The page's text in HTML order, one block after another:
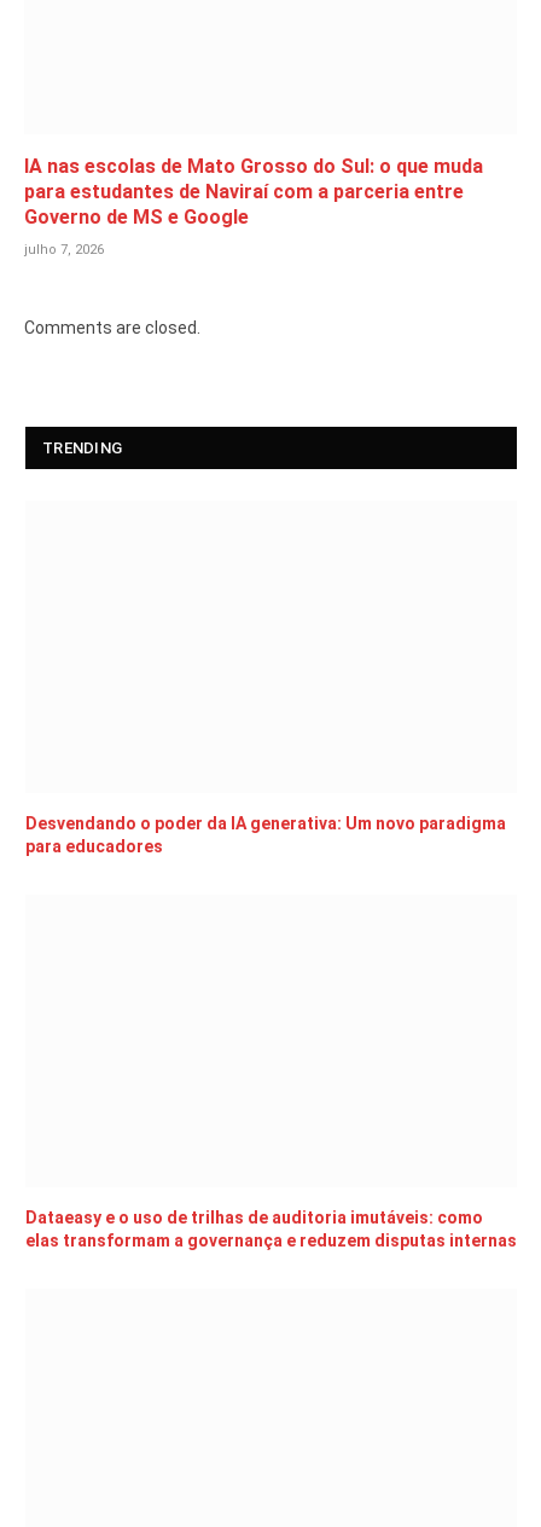
IA nas escolas de Mato Grosso do Sul: o que muda
para estudantes de Naviraí com a parceria entre
Governo de MS e Google
julho 7, 2026
Comments are closed.
TRENDING
Desvendando o poder da IA generativa: Um novo paradigma
para educadores
Dataeasy e o uso de trilhas de auditoria imutáveis: como
elas transformam a governança e reduzem disputas internas